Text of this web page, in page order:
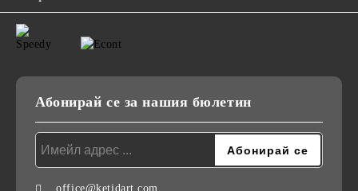
Абонирай се за нашия бюлетин
office@ketidart.com